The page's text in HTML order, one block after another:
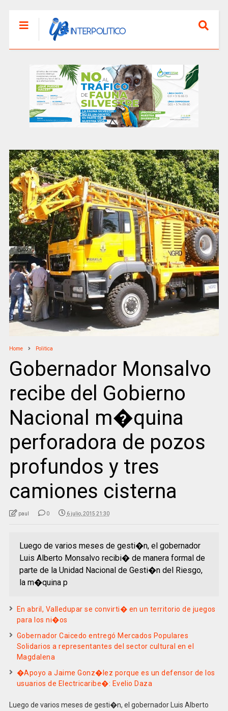
Home Politica
Gobernador Monsalvo
recibe del Gobierno
Nacional m�quina
perforadora de pozos
profundos y tres
camiones cisterna
paul 0 6 julio, 2015 21:30
Luego de varios meses de gesti�n, el gobernador
Luis Alberto Monsalvo recibi� de manera formal de
parte de la Unidad Nacional de Gesti�n del Riesgo,
la m�quina p
En abril, Valledupar se convirti� en un territorio de juegos
para los ni�os
Gobernador Caicedo entregó Mercados Populares
Solidarios a representantes del sector cultural en el
Magdalena
�Apoyo a Jaime Gonz�lez porque es un defensor de los
usuarios de Electricaribe�: Evelio Daza
Luego de varios meses de gesti�n, el gobernador Luis Alberto